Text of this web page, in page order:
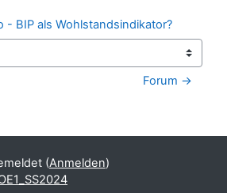
- BIP als Wohlstandsindikator?
Forum →
(Anmelden)